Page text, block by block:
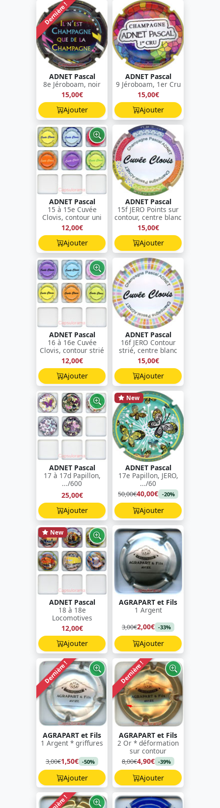
Dernière !
ADNET Pascal
8e Jéroboam, noir
15,00€
Ajouter
ADNET Pascal
9 Jéroboam, 1er Cru
15,00€
Ajouter
ADNET Pascal
15 à 15e Cuvée
Clovis, contour uni
12,00€
Ajouter
ADNET Pascal
15f JERO Points sur
contour, centre blanc
15,00€
Ajouter
ADNET Pascal
16 à 16e Cuvée
Clovis, contour strié
12,00€
Ajouter
ADNET Pascal
16f JERO Contour
strié, centre blanc
15,00€
Ajouter
ADNET Pascal
17 à 17d Papillon,
.../600
25,00€
Ajouter
New
ADNET Pascal
17e Papillon, JERO,
.../60
50,00€40,00€ -20%
Ajouter
New
ADNET Pascal
18 à 18e
Locomotives
12,00€
Ajouter
AGRAPART et Fils
1 Argent
3,00€2,00€ -33%
Ajouter
Dernière !
AGRAPART et Fils
1 Argent * griffures
3,00€1,50€ -50%
Ajouter
Dernière !
AGRAPART et Fils
2 Or * déformation
sur contour
8,00€4,90€ -39%
Ajouter